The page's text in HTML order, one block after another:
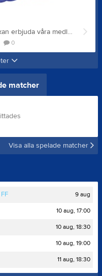
Vi är nu anslutna till fritidskortet och kan erbjuda våra medlemmar mellan 8-16 år att betala sina medlems/träningsavgifter med hjälp av detta. Här kommer information om hur du går tillväga vid betalning med fritidskortet. 1 - För att kunna använda Fritidskortet behöver du fått en avi från oss. 2 - Logga sedan in i Fritidskortet och följ stegen för att ansöka om medel för ditt barn: https://fritidskortet.ehalsomyndigheten.se 3 - Sök där fram vår förening och klicka dig in på den. 4 - VIKTIGT! Ange avins bankgiro 133-5546 som konto. Viktigt att du dubbelkollar att du valt rätt. 5 - VIKTIGT! Som OCR-nummer anger du det OCR-nummer som står på den avi du fått (klicka "Betala till bankgiro" på din avi för att se avins OCR-nummer). Dubbelkolla så att det stämmer! 6 - Välj hur mycket av ditt barns Fritidskort du vill använda. 7 - Fortsätt och signera sedan. 8 - Vänta ett par dagar för att Fritidskortsbetalningen ska inkomma och avin då uppdateras med det eventuella kvarvarande beloppet. Betala resterande belopp med Bankgiro genom att trycka på "Betala till Bankgiro" 9 - När hela avins belopp inkommit så kommer den markeras som betald hos oss i föreningen.
0
matcher
Visa alla spelade matcher
9 aug
10 aug, 17:00
10 aug, 18:30
10 aug, 19:00
11 aug, 18:30